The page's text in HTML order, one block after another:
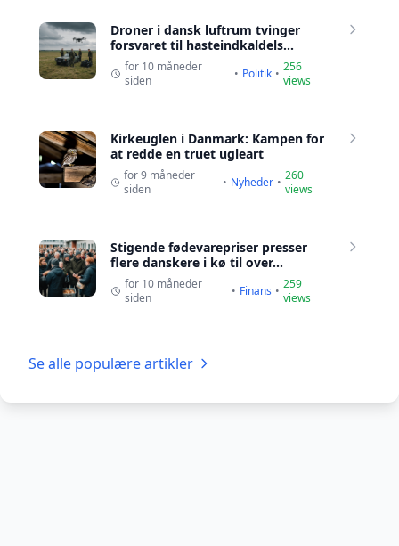
Droner i dansk luftrum tvinger
forsvaret til hasteindkaldels...
for 10 måneder
siden
• Politik • 256
views
Kirkeuglen i Danmark: Kampen for
at redde en truet ugleart
for 9 måneder
siden
• Nyheder • 260
views
Stigende fødevarepriser presser
flere danskere i kø til over...
for 10 måneder
siden
• Finans • 259
views
Se alle populære artikler